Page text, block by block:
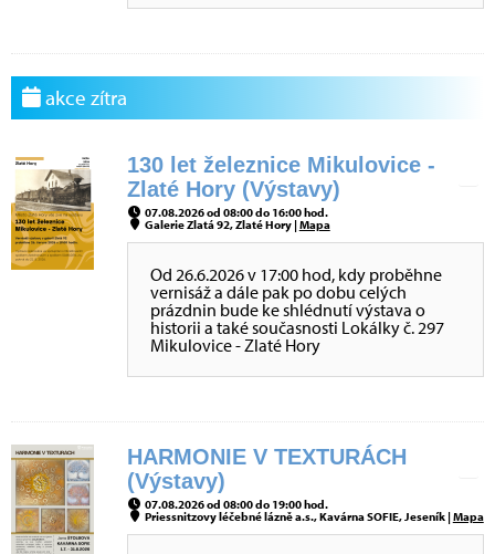
akce zítra
130 let železnice Mikulovice -
Zlaté Hory (Výstavy)
07.08.2026 od 08:00 do 16:00 hod.
Galerie Zlatá 92, Zlaté Hory |Mapa
Od 26.6.2026 v 17:00 hod, kdy proběhne
vernisáž a dále pak po dobu celých
prázdnin bude ke shlédnutí výstava o
historii a také současnosti Lokálky č. 297
Mikulovice - Zlaté Hory
HARMONIE V TEXTURÁCH
(Výstavy)
07.08.2026 od 08:00 do 19:00 hod.
Priessnitzovy léčebné lázně a.s., Kavárna SOFIE, Jeseník |Mapa